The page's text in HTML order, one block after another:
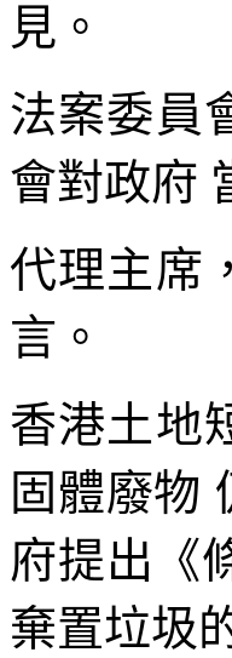
見。
法案委員
會對政府
代理主席
言。
香港土地
固體廢物
府提出《
棄置垃圾